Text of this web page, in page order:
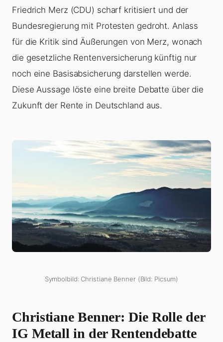
Friedrich Merz (CDU) scharf kritisiert und der
Bundesregierung mit Protesten gedroht. Anlass
für die Kritik sind Äußerungen von Merz, wonach
die gesetzliche Rentenversicherung künftig nur
noch eine Basisabsicherung darstellen werde.
Diese Aussage löste eine breite Debatte über die
Zukunft der Rente in Deutschland aus.
Symbolbild: Christiane Benner (Bild: Picsum)
Christiane Benner: Die Rolle der
IG Metall in der Rentendebatte